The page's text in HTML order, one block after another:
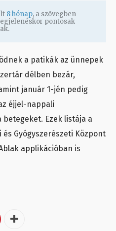
8 hónap, a szövegben
pontosak
a patikák az ünnepek
délben bezár,
január 1-jén pedig
éjjel-nappali
Ezek listája a
Gyógyszerészeti Központ
applikációban is